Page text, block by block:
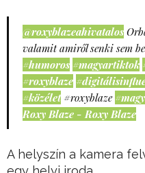
@roxyblazeahivatalos
valamit amiről senki sem
#humoros #magyartiktok
#roxyblaze
#közélet #roxyblaze
Roxy Blaze - Roxy Blaze
A helyszín a kamera